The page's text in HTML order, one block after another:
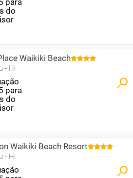
Waikiki Beach
- Hi
Waikiki Beach Resort
- Hi